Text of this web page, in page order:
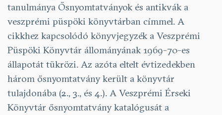
tanulmánya Ősnyomtatványok és antikvák a
veszprémi püspöki könyvtárban címmel. A
cikkhez kapcsolódó könyvjegyzék a Veszprémi
Püspöki Könyvtár állományának 1969-70-es
állapotát tükrözi. Az azóta eltelt évtizedekben
három ősnyomtatvány került a könyvtár
tulajdonába (2., 3., és 4.). A Veszprémi Érseki
Könyvtár ősnyomtatvány katalógusát a